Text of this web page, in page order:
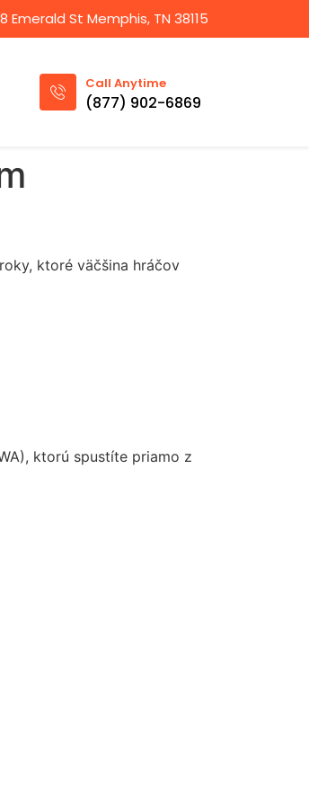
Emerald St Memphis, TN 38115
Call Anytime
(877) 902-6869
ktoré väčšina hráčov
ktorú spustíte priamo z